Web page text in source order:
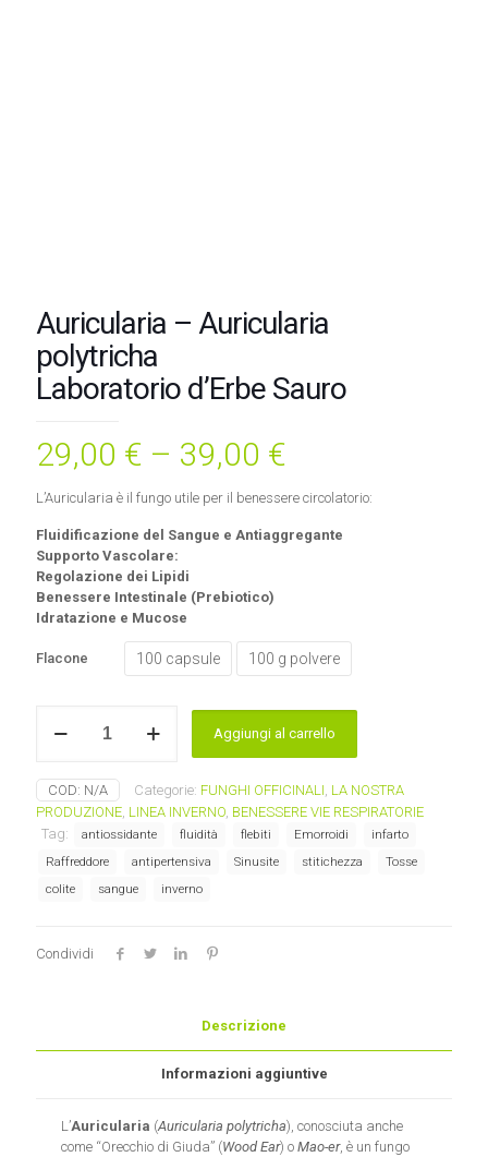
Auricularia – Auricularia
polytricha
Laboratorio d’Erbe Sauro
29,00 € – 39,00 €
L’Auricularia è il fungo utile per il benessere circolatorio:
Fluidificazione del Sangue e Antiaggregante
Supporto Vascolare:
Regolazione dei Lipidi
Benessere Intestinale (Prebiotico)
Idratazione e Mucose
Flacone 100 capsule 100 g polvere
polytricha
Laboratorio
d'Erbe
Sauro
quantità
Aggiungi al carrello
COD: N/A Categorie: FUNGHI OFFICINALI LA NOSTRA
PRODUZIONE LINEA INVERNO BENESSERE VIE RESPIRATORIE
Tag:
antiossidante fluidità flebiti Emorroidi
infarto
Raffreddore
antipertensiva Sinusite stitichezza
Tosse
colite
sangue inverno
Condividi
Descrizione
Informazioni aggiuntive
L’Auricularia (Auricularia polytricha), conosciuta anche
come “Orecchio di Giuda” (Wood Ear) oMao-er, è un fungo